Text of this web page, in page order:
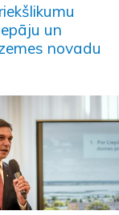
un
novadu